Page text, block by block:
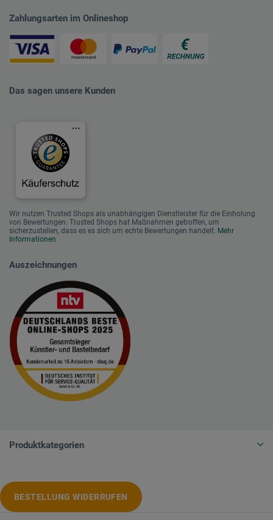
Zahlungsarten im Onlineshop
Das sagen unsere Kunden
Wir nutzen Trusted Shops als unabhängigen Dienstleister für die Einholung
von Bewertungen. Trusted Shops hat Maßnahmen getroffen, um
sicherzustellen, dass es es sich um echte Bewertungen handelt. Mehr
Informationen
Auszeichnungen
Produktkategorien
BESTELLUNG WIDERRUFEN